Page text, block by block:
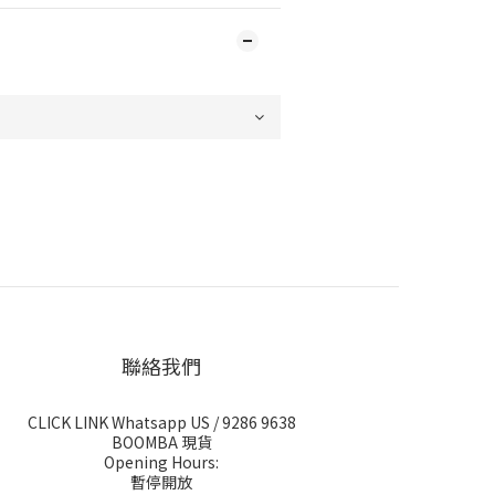
聯絡我們
CLICK LINK Whatsapp US / 9286 9638
BOOMBA 現貨
Opening Hours:
暫停開放